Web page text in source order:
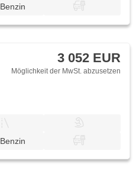
Benzin
3 052 EUR
Möglichkeit der MwSt. abzusetzen
Benzin